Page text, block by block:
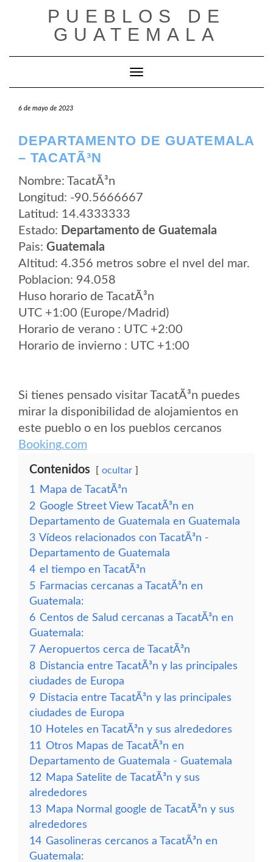
PUEBLOS DE
GUATEMALA
Cambiar modo de navegación
6 de mayo de 2023
DEPARTAMENTO DE GUATEMALA
– TACATÃ³N
Nombre: TacatÃ³n
Longitud: -90.5666667
Latitud: 14.4333333
Estado: Departamento de Guatemala
Pais: Guatemala
Altitud: 4.356 metros sobre el nvel del mar.
Poblacion: 94.058
Huso horario de TacatÃ³n
UTC +1:00 (Europe/Madrid)
Horario de verano : UTC +2:00
Horario de invierno : UTC +1:00
Si tienes pensado visitar TacatÃ³n puedes
mirar la disponibilidad de alojamientos en
este pueblo o en los pueblos cercanos
Booking.com
Contenidos ocultar
1
Mapa de TacatÃ³n
2 Google Street View TacatÃ³n en
Departamento de Guatemala en Guatemala
3 Vídeos relacionados con TacatÃ³n -
Departamento de Guatemala
4 el tiempo en TacatÃ³n
5 Farmacias cercanas a TacatÃ³n en
Guatemala:
6 Centos de Salud cercanas a TacatÃ³n en
Guatemala:
7 Aeropuertos cerca de TacatÃ³n
8 Distancia entre TacatÃ³n y las principales
ciudades de Europa
9 Distacia entre TacatÃ³n y las principales
ciudades de Europa
10 Hoteles en TacatÃ³n y sus alrededores
11 Otros Mapas de TacatÃ³n en
Departamento de Guatemala - Guatemala
12 Mapa Satelite de TacatÃ³n y sus
alrededores
13 Mapa Normal google de TacatÃ³n y sus
alrededores
14 Gasolineras cercanos a TacatÃ³n en
Guatemala: